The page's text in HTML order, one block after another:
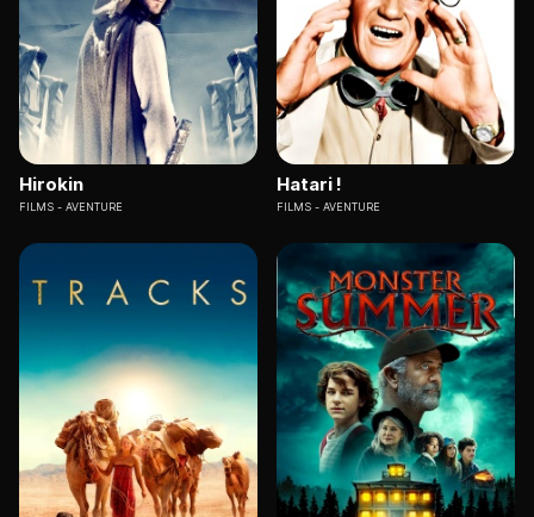
Hirokin
FILMS AVENTURE
Hatari !
FILMS AVENTURE